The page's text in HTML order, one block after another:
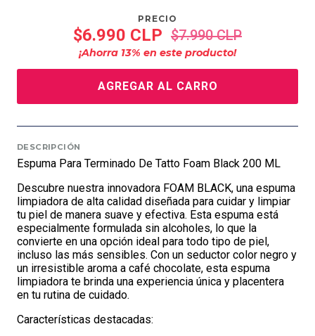
PRECIO
$6.990 CLP $7.990 CLP
¡Ahorra 13% en este producto!
AGREGAR AL CARRO
DESCRIPCIÓN
Espuma Para Terminado De Tatto Foam Black 200 ML
Descubre nuestra innovadora FOAM BLACK, una espuma
limpiadora de alta calidad diseñada para cuidar y limpiar
tu piel de manera suave y efectiva. Esta espuma está
especialmente formulada sin alcoholes, lo que la
convierte en una opción ideal para todo tipo de piel,
incluso las más sensibles. Con un seductor color negro y
un irresistible aroma a café chocolate, esta espuma
limpiadora te brinda una experiencia única y placentera
en tu rutina de cuidado.
Características destacadas: